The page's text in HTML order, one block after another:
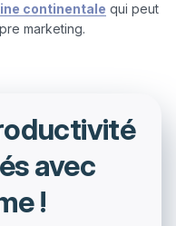
continentale qui peut
avec
!